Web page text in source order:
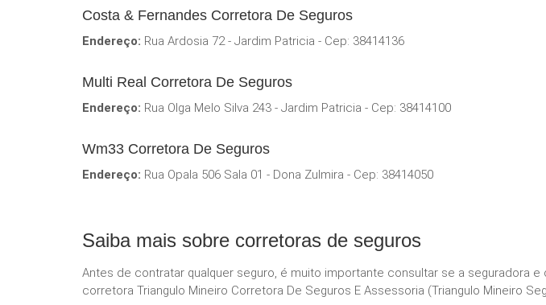
Costa & Fernandes Corretora De Seguros
Endereço: Rua Ardosia 72 - Jardim Patricia - Cep: 38414136
Multi Real Corretora De Seguros
Endereço: Rua Olga Melo Silva 243 - Jardim Patricia - Cep: 38414100
Wm33 Corretora De Seguros
Endereço: Rua Opala 506 Sala 01 - Dona Zulmira - Cep: 38414050
Saiba mais sobre corretoras de seguros
Antes de contratar qualquer seguro, é muito importante consultar se a seguradora
corretora Triangulo Mineiro Corretora De Seguros E Assessoria (Triangulo Mineiro